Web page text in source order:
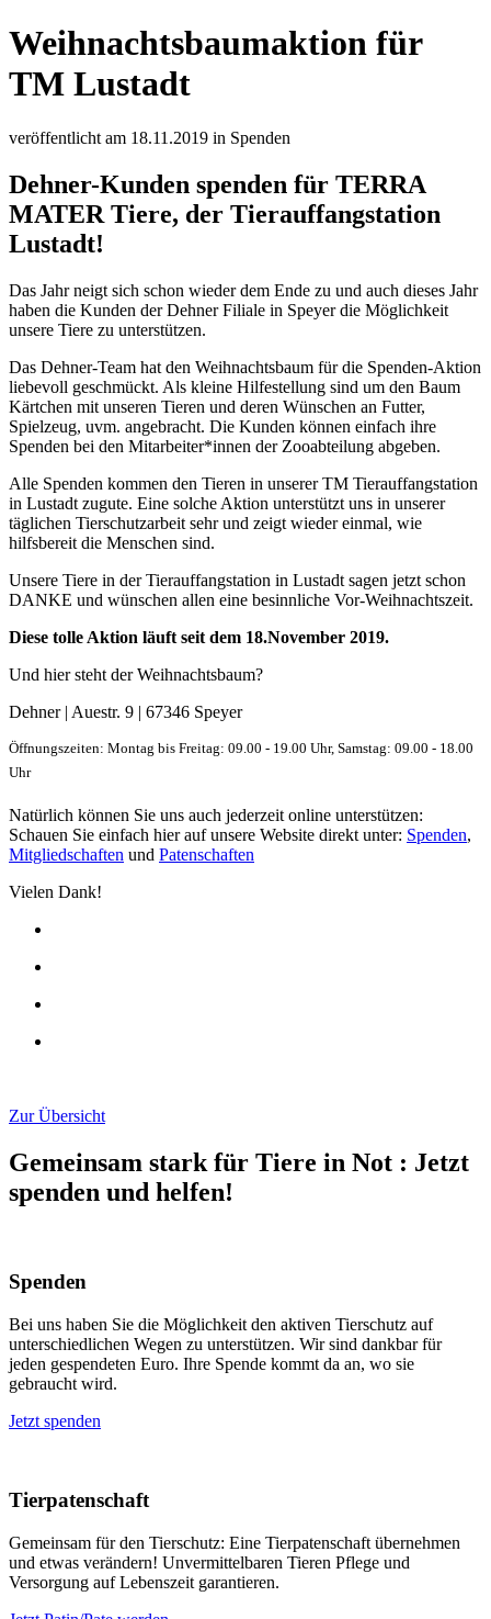
Weihnachtsbaumaktion für
TM Lustadt
veröffentlicht am 18.11.2019 in Spenden
Dehner-Kunden spenden für TERRA
MATER Tiere, der Tierauffangstation
Lustadt!
Das Jahr neigt sich schon wieder dem Ende zu und auch dieses Jahr
haben die Kunden der Dehner Filiale in Speyer die Möglichkeit
unsere Tiere zu unterstützen.
Das Dehner-Team hat den Weihnachtsbaum für die Spenden-Aktion
liebevoll geschmückt. Als kleine Hilfestellung sind um den Baum
Kärtchen mit unseren Tieren und deren Wünschen an Futter,
Spielzeug, uvm. angebracht. Die Kunden können einfach ihre
Spenden bei den Mitarbeiter*innen der Zooabteilung abgeben.
Alle Spenden kommen den Tieren in unserer TM Tierauffangstation
in Lustadt zugute. Eine solche Aktion unterstützt uns in unserer
täglichen Tierschutzarbeit sehr und zeigt wieder einmal, wie
hilfsbereit die Menschen sind.
Unsere Tiere in der Tierauffangstation in Lustadt sagen jetzt schon
DANKE und wünschen allen eine besinnliche Vor-Weihnachtszeit.
Diese tolle Aktion läuft seit dem 18.November 2019.
Und hier steht der Weihnachtsbaum?
Dehner | Auestr. 9 | 67346 Speyer
Öffnungszeiten: Montag bis Freitag: 09.00 - 19.00 Uhr, Samstag: 09.00 - 18.00
Uhr
Natürlich können Sie uns auch jederzeit online unterstützen:
Schauen Sie einfach hier auf unsere Website direkt unter: Spenden,
Mitgliedschaften und Patenschaften
Vielen Dank!
Zur Übersicht
Gemeinsam stark für Tiere in Not : Jetzt
spenden und helfen!
Spenden
Bei uns haben Sie die Möglichkeit den aktiven Tierschutz auf
unterschiedlichen Wegen zu unterstützen. Wir sind dankbar für
jeden gespendeten Euro. Ihre Spende kommt da an, wo sie
gebraucht wird.
Jetzt spenden
Tierpatenschaft
Gemeinsam für den Tierschutz: Eine Tierpatenschaft übernehmen
und etwas verändern! Unvermittelbaren Tieren Pflege und
Versorgung auf Lebenszeit garantieren.